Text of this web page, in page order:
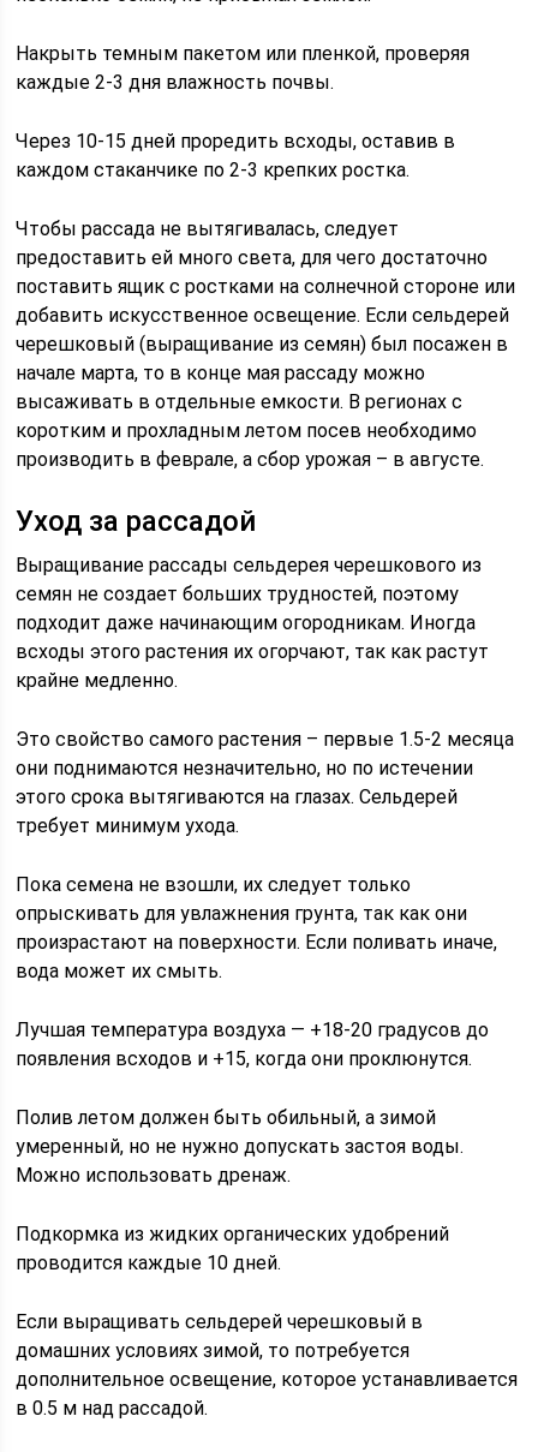
Накрыть темным пакетом или пленкой, проверяя
каждые 2-3 дня влажность почвы.
Через 10-15 дней проредить всходы, оставив в
каждом стаканчике по 2-3 крепких ростка.
Чтобы рассада не вытягивалась, следует
предоставить ей много света, для чего достаточно
поставить ящик с ростками на солнечной стороне или
добавить искусственное освещение. Если сельдерей
черешковый (выращивание из семян) был посажен в
начале марта, то в конце мая рассаду можно
высаживать в отдельные емкости. В регионах с
коротким и прохладным летом посев необходимо
производить в феврале, а сбор урожая – в августе.
Уход за рассадой
Выращивание рассады сельдерея черешкового из
семян не создает больших трудностей, поэтому
подходит даже начинающим огородникам. Иногда
всходы этого растения их огорчают, так как растут
крайне медленно.
Это свойство самого растения – первые 1.5-2 месяца
они поднимаются незначительно, но по истечении
этого срока вытягиваются на глазах. Сельдерей
требует минимум ухода.
Пока семена не взошли, их следует только
опрыскивать для увлажнения грунта, так как они
произрастают на поверхности. Если поливать иначе,
вода может их смыть.
Лучшая температура воздуха — +18-20 градусов до
появления всходов и +15, когда они проклюнутся.
Полив летом должен быть обильный, а зимой
умеренный, но не нужно допускать застоя воды.
Можно использовать дренаж.
Подкормка из жидких органических удобрений
проводится каждые 10 дней.
Если выращивать сельдерей черешковый в
домашних условиях зимой, то потребуется
дополнительное освещение, которое устанавливается
в 0.5 м над рассадой.